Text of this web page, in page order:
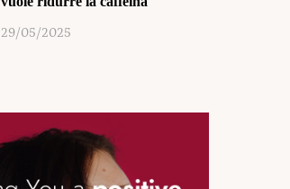
29/05/2025